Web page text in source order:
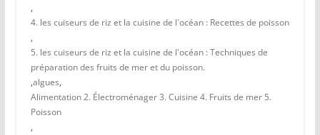
,
4. les cuiseurs de riz et la cuisine de l'océan : Recettes de poisson
,
5. les cuiseurs de riz et la cuisine de l'océan : Techniques de
préparation des fruits de mer et du poisson.
,algues,
Alimentation 2. Électroménager 3. Cuisine 4. Fruits de mer 5.
Poisson
,